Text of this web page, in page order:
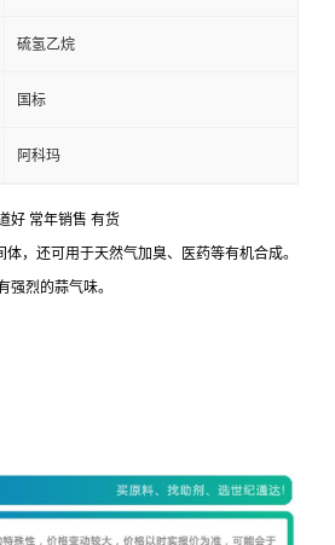
硫氢乙烷
国标
阿科玛
好 常年销售 有货
，还可用于天然气加臭、医药等有机合成。
强烈的蒜气味。